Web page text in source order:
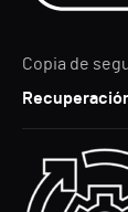
Copia de